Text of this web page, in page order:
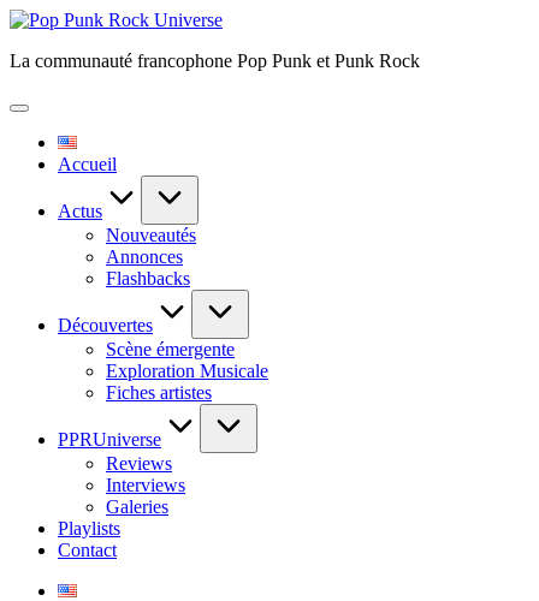
Skip
content
Pop
Rock
La communauté francophone Pop Punk et Punk Rock
Accueil
Actus
Nouveautés
Annonces
Flashbacks
Découvertes
Scène émergente
Exploration Musicale
Fiches artistes
PPRUniverse
Reviews
Interviews
Galeries
Playlists
Contact